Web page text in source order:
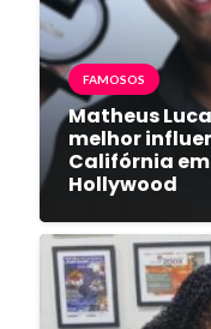
FAMOSOS
Matheus
melhor
Califórnia
Hollywood